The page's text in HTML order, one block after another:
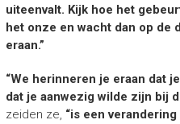
uiteenvalt. Kijk hoe het
het onze en wacht dan op de
eraan.”
“We herinneren je eraan dat
dat je aanwezig wilde zijn bij
zeiden ze, “is een